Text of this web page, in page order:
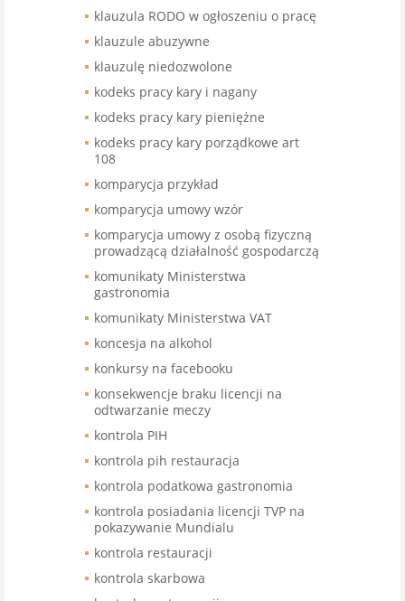
klauzula RODO w ogłoszeniu o pracę
klauzule abuzywne
klauzulę niedozwolone
kodeks pracy kary i nagany
kodeks pracy kary pieniężne
kodeks pracy kary porządkowe art
108
komparycja przykład
komparycja umowy wzór
komparycja umowy z osobą fizyczną
prowadzącą działalność gospodarczą
komunikaty Ministerstwa
gastronomia
komunikaty Ministerstwa VAT
koncesja na alkohol
konkursy na facebooku
konsekwencje braku licencji na
odtwarzanie meczy
kontrola PIH
kontrola pih restauracja
kontrola podatkowa gastronomia
kontrola posiadania licencji TVP na
pokazywanie Mundialu
kontrola restauracji
kontrola skarbowa